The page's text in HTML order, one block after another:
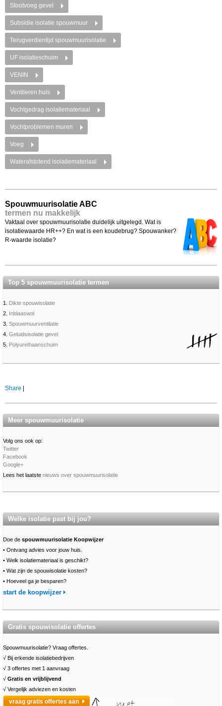
Spouwmuurisolatie ABC
termen nu makkelijk
Vaktaal over spouwmuurisolatie duidelijk uitgelegd. Wat is
isolatiewaarde HR++? En wat is een koudebrug? Spouwanker?
R-waarde isolatie?
Top 5 spouwmuurisolatie termen
1. Dikte spouwisolatie
2. Inblaaswol
3. Spouwmuurventilatie
4. Geluidsisolatie gevel
5. Polyurethaanschuim
Share
Meer spouwmuurisolatie
Volg ons ook op:
Twitter
Facebook
Google+
Lees het laatste nieuws over spouwmuurisolatie
Stootvoeg gevel
Subsidie isolatie spouwmuur
Terugverdientijd spouwmuurisolatie
UF isolatieschuim
VENIN
Ventileren huis
Vochtgedrag isolatiemateriaal
Vochtproblemen muren
Voeg
Waterafstotend isolatiemateriaal
Welke isolatie past bij jou?
Doe de spouwmuurisolatie Koopwijzer
• Ontvang advies voor jouw huis.
• Welk isolatiemateriaal is geschikt?
• Wat zijn de spouwisolatie kosten?
• Hoeveel ga je besparen?
start de koopwijzer
Gratis spouwisolatie offertes
Spouwmuurisolatie? Vraag offertes.
√ Bij erkende isolatiebedrijven
√ 3 offertes met 1 aanvraag
√ Gratis en vrijblijvend
√ Vergelijk adviezen en kosten
vraag gratis offertes aan